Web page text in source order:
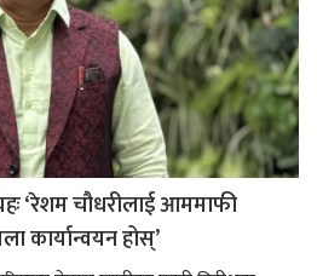
‘रेशम चौधरीलाई आममाफी
कार्यान्वयन होस्’